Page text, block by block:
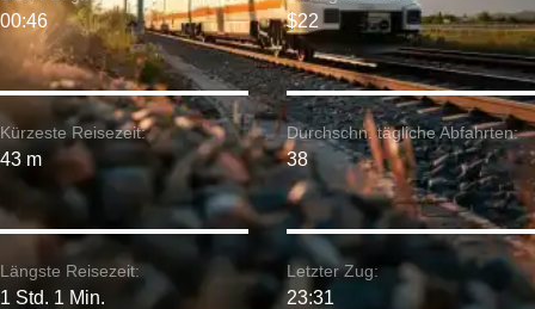
Kürzeste Reisezeit:
43 m
00:46
Längste Reisezeit:
1 Std. 1 Min.
$22
Durchschn. tägliche Abfahrten:
38
Letzter Zug:
23:31